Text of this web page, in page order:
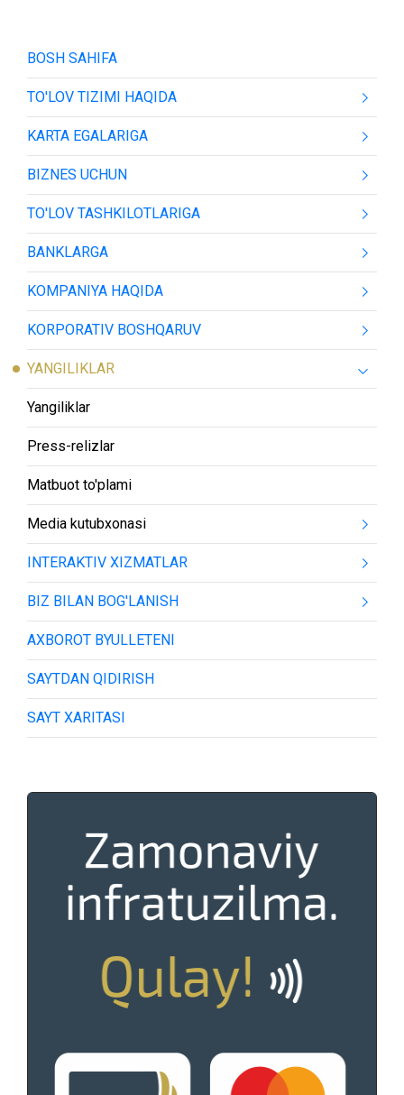
BOSH SAHIFA
TO'LOV TIZIMI HAQIDA
KARTA EGALARIGA
BIZNES UCHUN
TO'LOV TASHKILOTLARIGA
BANKLARGA
KOMPANIYA HAQIDA
KORPORATIV BOSHQARUV
YANGILIKLAR
Yangiliklar
Press-relizlar
Matbuot to'plami
Media kutubxonasi
INTERAKTIV XIZMATLAR
BIZ BILAN BOG'LANISH
AXBOROT BYULLETENI
SAYTDAN QIDIRISH
SAYT XARITASI